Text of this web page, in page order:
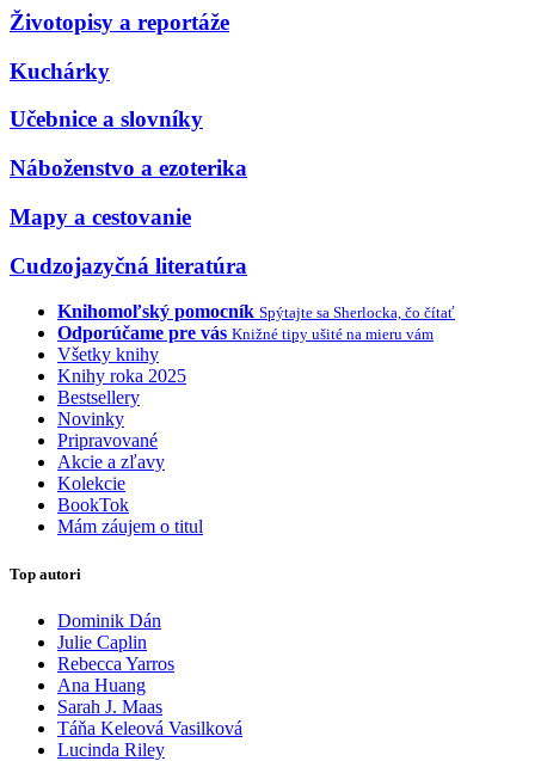
Životopisy a reportáže
Kuchárky
Učebnice a slovníky
Náboženstvo a ezoterika
Mapy a cestovanie
Cudzojazyčná literatúra
Knihomoľský pomocník Spýtajte sa Sherlocka, čo čítať
Odporúčame pre vás Knižné tipy ušité na mieru vám
Všetky knihy
Knihy roka 2025
Bestsellery
Novinky
Pripravované
Akcie a zľavy
Kolekcie
BookTok
Mám záujem o titul
Top autori
Dominik Dán
Julie Caplin
Rebecca Yarros
Ana Huang
Sarah J. Maas
Táňa Keleová Vasilková
Lucinda Riley